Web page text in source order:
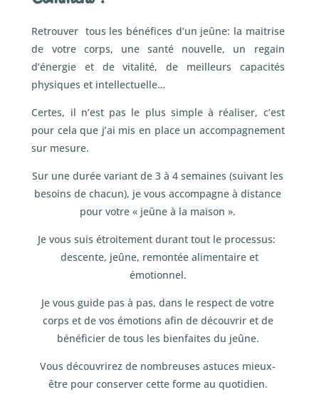
Retrouver tous les bénéfices d’un jeûne: la maitrise
de votre corps, une santé nouvelle, un regain
d’énergie et de vitalité, de meilleurs capacités
physiques et intellectuelle…
Certes, il n’est pas le plus simple à réaliser, c’est
pour cela que j’ai mis en place un accompagnement
sur mesure.
Sur une durée variant de 3 à 4 semaines (suivant les
besoins de chacun), je vous accompagne à distance
pour votre « jeûne à la maison ».
Je vous suis étroitement durant tout le processus:
descente, jeûne, remontée alimentaire et
émotionnel.
Je vous guide pas à pas, dans le respect de votre
corps et de vos émotions afin de découvrir et de
bénéficier de tous les bienfaites du jeûne.
Vous découvrirez de nombreuses astuces mieux-
être pour conserver cette forme au quotidien.